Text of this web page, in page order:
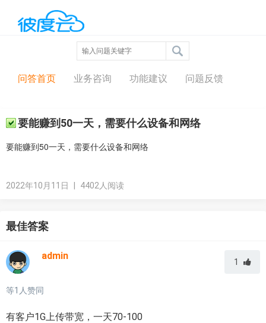
问答中心
问答首页 业务咨询 功能建议 问题反馈
要能赚到50一天，需要什么设备和网络
要能赚到50一天，需要什么设备和网络
2022年10月11日 4402人阅读
最佳答案
admin
1
等1 人赞同
有客户1G上传带宽，一天70-100